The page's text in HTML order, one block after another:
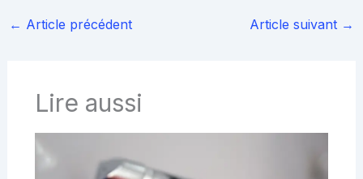
← Article précédent Article suivant →
Lire aussi